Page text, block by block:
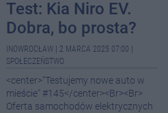
Test: Kia Niro EV.
Dobra, bo prosta?
INOWROCŁAW 2 MARCA 2025 07:00
SPOŁECZEŃSTWO
<center>"Testujemy nowe auto w
mieście" #145</center><Br><Br>
Oferta samochodów elektrycznych